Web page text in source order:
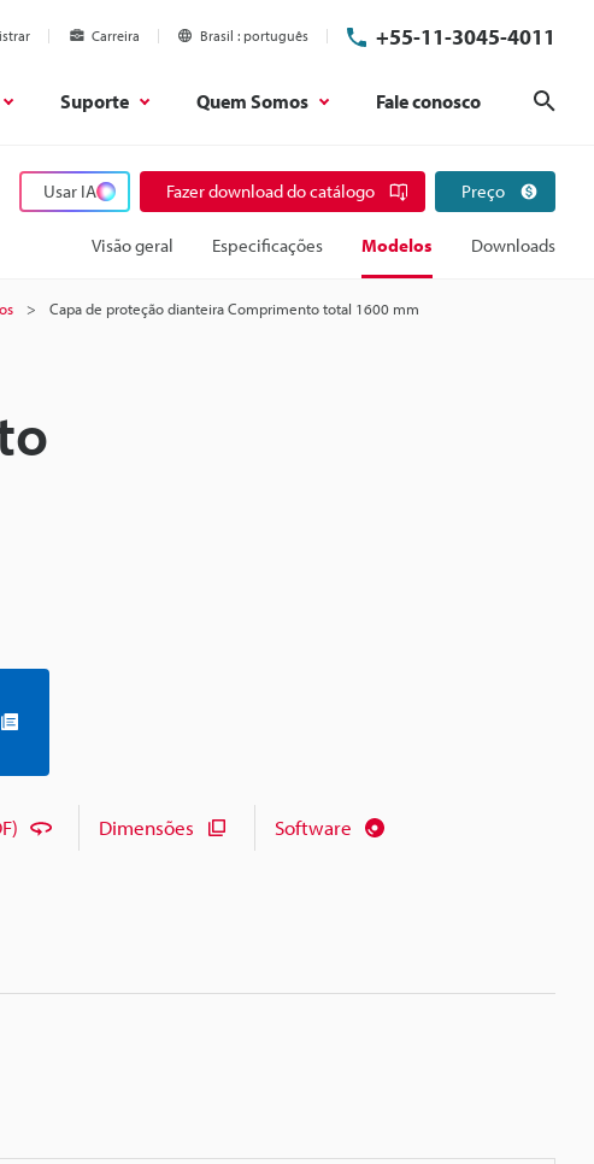
Carreira Brasil português +55-11-3045-4011
Suporte Quem Somos Fale conosco
Usar IA Fazer download do catálogo Preço
Visão geral Especificações Modelos Downloads
Capa de proteção dianteira Comprimento total 1600 mm
Dimensões Software